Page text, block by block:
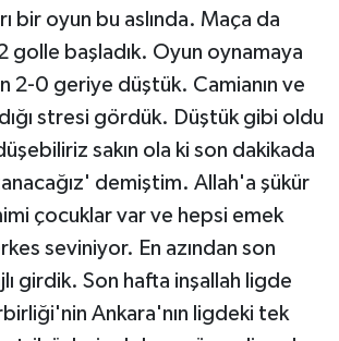
bir oyun bu aslında. Maça da
golle başladık. Oyun oynamaya
2-0 geriye düştük. Camianın ve
stresi gördük. Düştük gibi oldu
sakın ola ki son dakikada
demiştim. Allah'a şükür
çocuklar var ve hepsi emek
seviniyor. En azından son
girdik. Son hafta inşallah ligde
Ankara'nın ligdeki tek